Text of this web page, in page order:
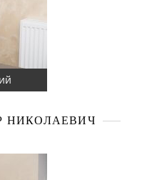
НИКОЛАЕВИЧ